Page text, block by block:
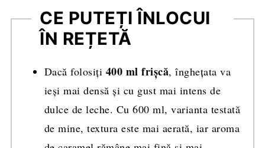
CE PUTEȚI ÎNLOCUI
ÎN REȚETĂ
Dacă folosiți 400 ml frișcă, înghețata va
ieși mai densă și cu gust mai intens de
dulce de leche. Cu 600 ml, varianta testată
de mine, textura este mai aerată, iar aroma